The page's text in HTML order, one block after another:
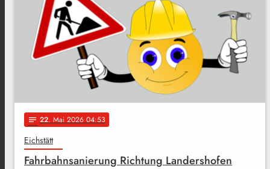
notes 22. Mai 2026 04:53
Eichstätt
Fahrbahnsanierung Richtung Landershofen